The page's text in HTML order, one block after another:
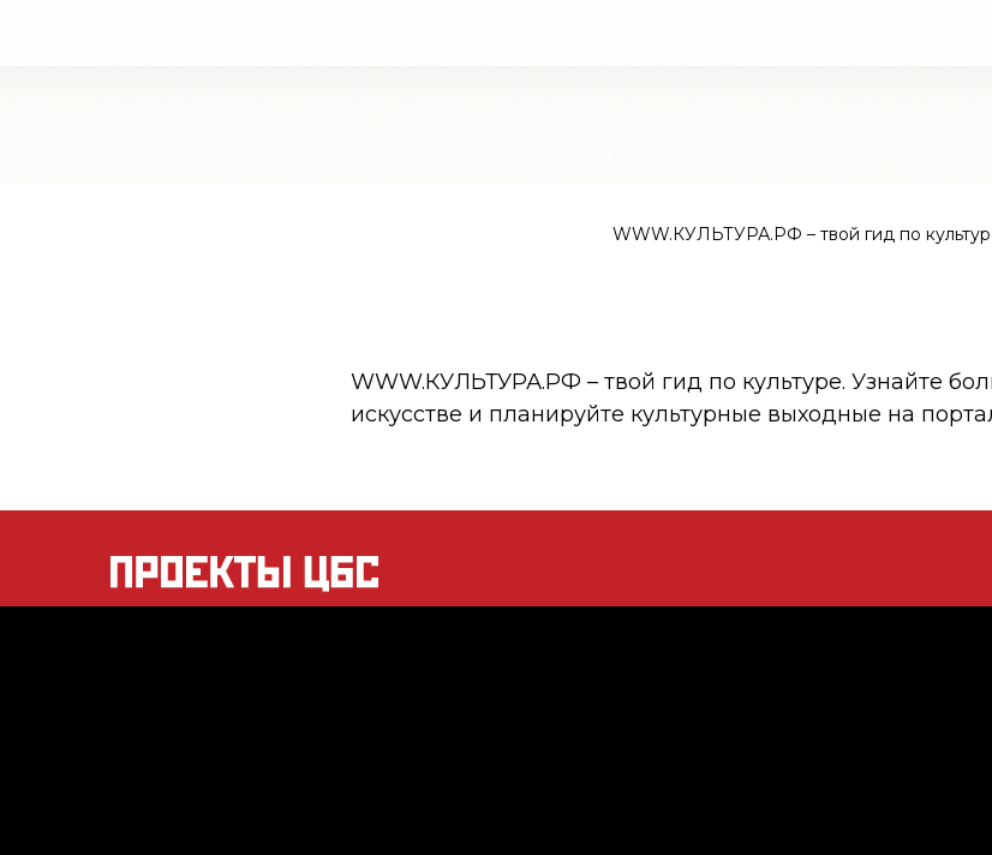
WWW.КУЛЬТУРА.РФ – твой гид по
WWW.КУЛЬТУРА.РФ – твой гид по культуре. Узнайте
искусстве и планируйте культурные выходные на